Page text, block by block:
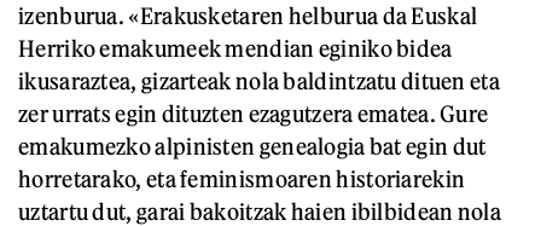
izenburua. «Erakusketaren helburua da Euskal
Herriko emakumeek mendian eginiko bidea
ikusaraztea, gizarteak nola baldintzatu dituen eta
zer urrats egin dituzten ezagutzera ematea. Gure
emakumezko alpinisten genealogia bat egin dut
horretarako, eta feminismoaren historiarekin
uztartu dut, garai bakoitzak haien ibilbidean nola